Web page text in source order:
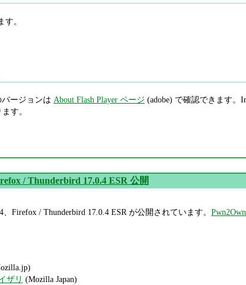
。
バージョンは About Flash Player ページ (adobe) で確認できます。
す。
/ Thunderbird 17.0.4 ESR 公開
Firefox / Thunderbird 17.0.4 ESR が公開されています。
ザリ (Mozilla Japan)